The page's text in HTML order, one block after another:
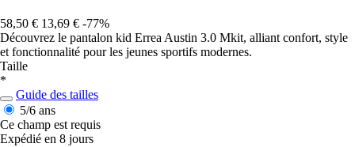
58,50 € 13,69 € -77%
Découvrez le pantalon kid Errea Austin 3.0 Mkit, alliant confort, style
et fonctionnalité pour les jeunes sportifs modernes.
Taille
*
Guide des tailles
5/6 ans
Ce champ est requis
Expédié en 8 jours